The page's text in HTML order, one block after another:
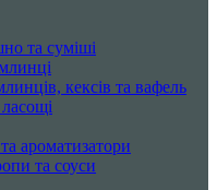
та суміші
кексів та вафель
ароматизатори
та соуси